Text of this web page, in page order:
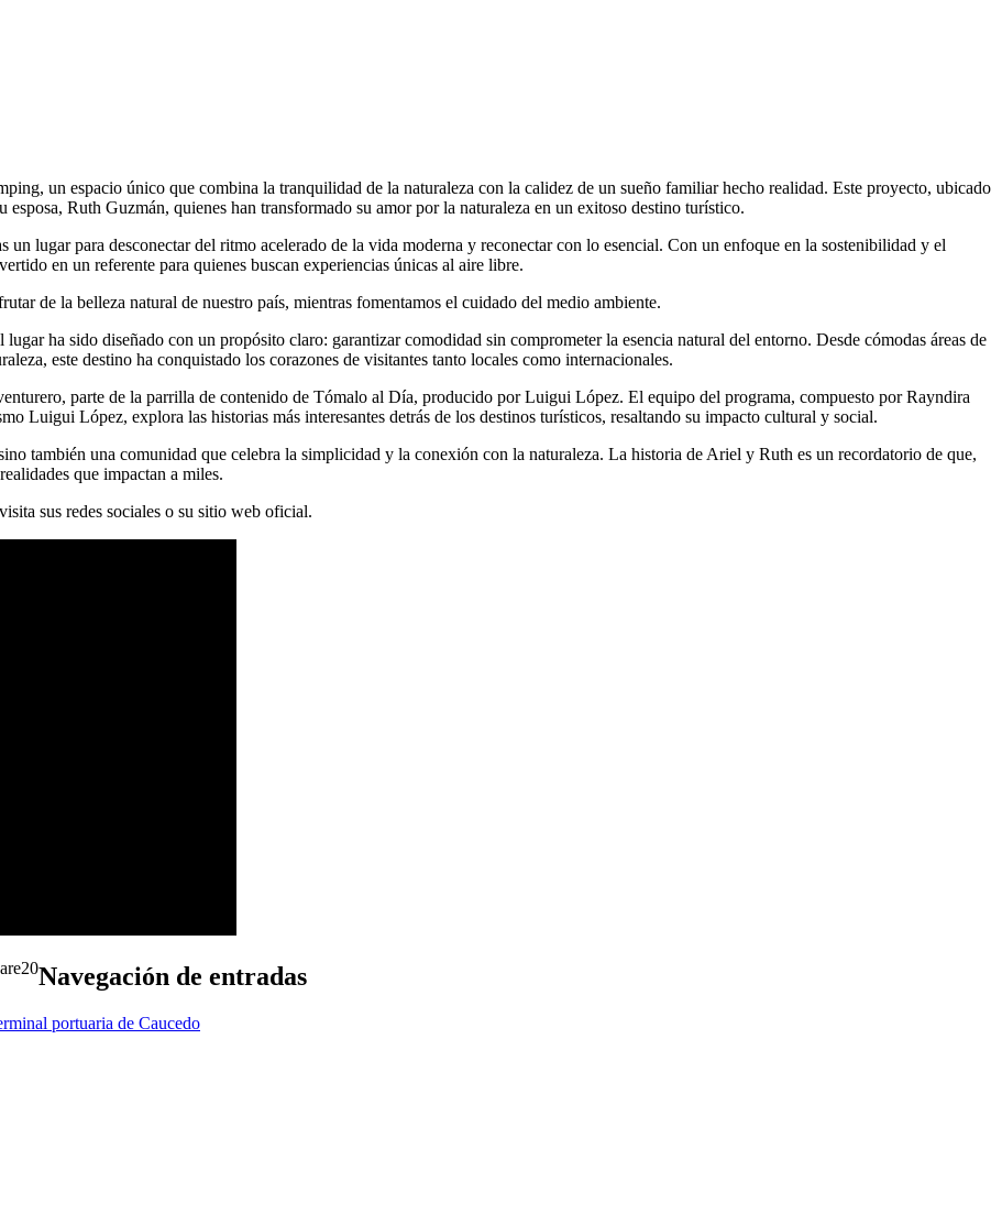
un espacio único que combina la tranquilidad de la naturaleza con la calidez de un sueño familiar hecho realidad. Este proyecto, ubicado
Ruth Guzmán, quienes han transformado su amor por la naturaleza en un exitoso destino turístico.
lugar para desconectar del ritmo acelerado de la vida moderna y reconectar con lo esencial. Con un enfoque en la sostenibilidad y el
en un referente para quienes buscan experiencias únicas al aire libre.
de la belleza natural de nuestro país, mientras fomentamos el cuidado del medio ambiente.
ha sido diseñado con un propósito claro: garantizar comodidad sin comprometer la esencia natural del entorno. Desde cómodas áreas de
este destino ha conquistado los corazones de visitantes tanto locales como internacionales.
parte de la parrilla de contenido de Tómalo al Día, producido por Luigui López. El equipo del programa, compuesto por Rayndira
Luigui López, explora las historias más interesantes detrás de los destinos turísticos, resaltando su impacto cultural y social.
también una comunidad que celebra la simplicidad y la conexión con la naturaleza. La historia de Ariel y Ruth es un recordatorio de que,
que impactan a miles.
sus redes sociales o su sitio web oficial.
20Navegación de entradas
portuaria de Caucedo